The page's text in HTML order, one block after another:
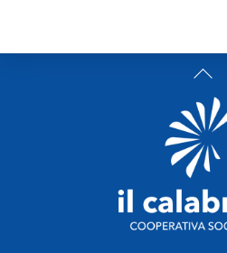
Back
To
Top